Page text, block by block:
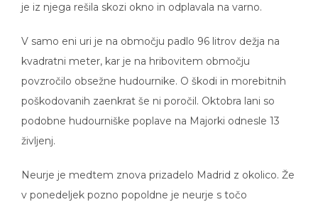
je iz njega rešila skozi okno in odplavala na varno.
V samo eni uri je na območju padlo 96 litrov dežja na
kvadratni meter, kar je na hribovitem območju
povzročilo obsežne hudournike. O škodi in morebitnih
poškodovanih zaenkrat še ni poročil. Oktobra lani so
podobne hudourniške poplave na Majorki odnesle 13
življenj.
Neurje je medtem znova prizadelo Madrid z okolico. Že
v ponedeljek pozno popoldne je neurje s točo